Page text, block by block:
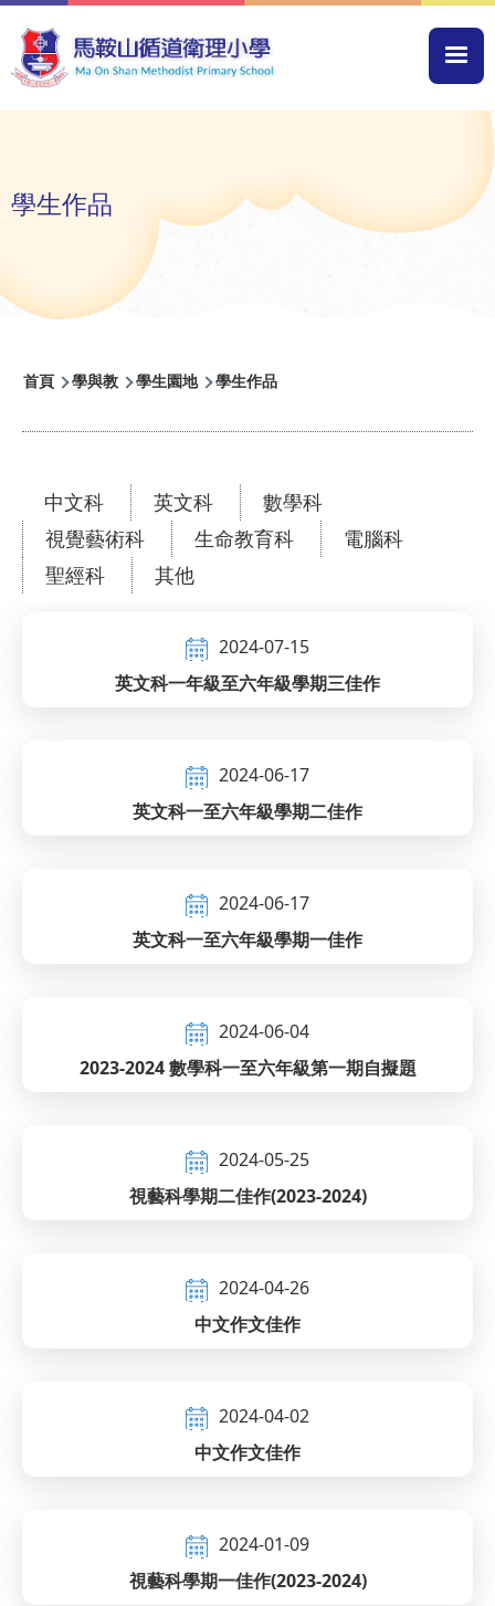
移至主內容
學生作品
導
連
首頁 學與教 學生園地 學生作品
中文科 英文科
數學科
視覺藝術科
生命教育科
電腦科
聖經科
其他
2024-07-15
英文科一年級至六年級學期三佳作
2024-06-17
英文科一至六年級學期二佳作
2024-06-17
英文科一至六年級學期一佳作
2024-06-04
2023-2024 數學科一至六年級第一期自擬題
2024-05-25
視藝科學期二佳作(2023-2024)
2024-04-26
中文作文佳作
2024-04-02
中文作文佳作
2024-01-09
視藝科學期一佳作(2023-2024)